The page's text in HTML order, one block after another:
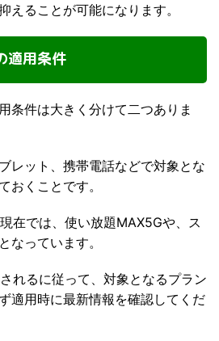
えることが可能になります。
適用条件
条件は大きく分けて二つありま
レット、携帯電話などで対象とな
おくことです。
在では、使い放題MAX5Gや、ス
なっています。
れるに従って、対象となるプラン
適用時に最新情報を確認してくだ